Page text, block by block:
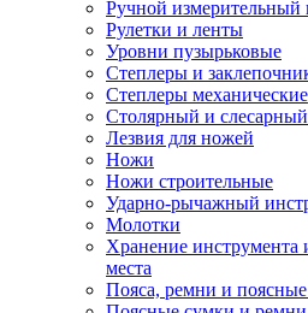
Ручной измерительный
Рулетки и ленты
Уровни пузырьковые
Степлеры и
Степлеры механические
Столярный и
Лезвия для ножей
Ножи
Ножи строительные
Ударно-рычажный
Молотки
Хранение инструмента
места
Пояса, ремни и